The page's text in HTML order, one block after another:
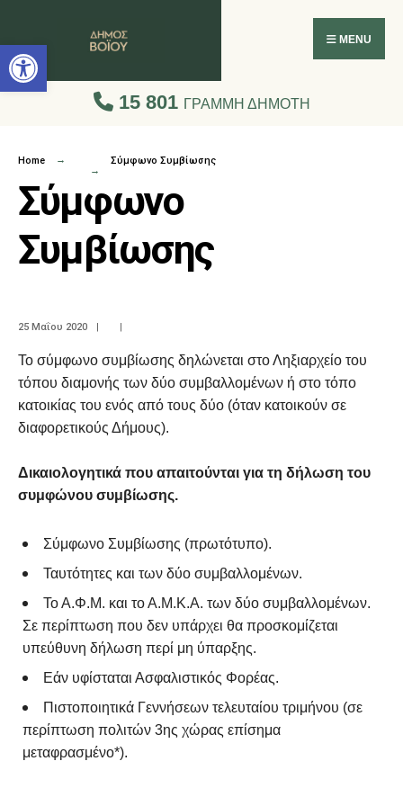
Ανοίξτε τη γραμμή εργαλείων
MENU
15 801 ΓΡΑΜΜΗ ΔΗΜΟΤΗ
Home Σύμφωνο Συμβίωσης
Σύμφωνο
Συμβίωσης
25 Μαΐου 2020 | |
Το σύμφωνο συμβίωσης δηλώνεται στο Ληξιαρχείο του
τόπου διαμονής των δύο συμβαλλομένων ή στο τόπο
κατοικίας του ενός από τους δύο (όταν κατοικούν σε
διαφορετικούς Δήμους).
Δικαιολογητικά που απαιτούνται για τη δήλωση του
συμφώνου συμβίωσης.
Σύμφωνο Συμβίωσης (πρωτότυπο).
Ταυτότητες και των δύο συμβαλλομένων.
Το Α.Φ.Μ. και το Α.Μ.Κ.Α. των δύο συμβαλλομένων.
Σε περίπτωση που δεν υπάρχει θα προσκομίζεται
υπεύθυνη δήλωση περί μη ύπαρξης.
Εάν υφίσταται Ασφαλιστικός Φορέας.
Πιστοποιητικά Γεννήσεων τελευταίου τριμήνου (σε
περίπτωση πολιτών 3ης χώρας επίσημα
μεταφρασμένο*).